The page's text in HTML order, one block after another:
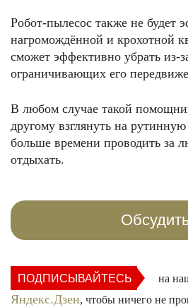
Робот-пылесос также не будет
нагромождённой и крохотной
сможет эффективно убрать из-
ограничивающих его
В любом случае такой
другому взглянуть на
больше времени проводить за
отдыхать.
ПОДПИСЫВАЙТЕСЬ на
Яндекс.Дзен, чтобы ничего не